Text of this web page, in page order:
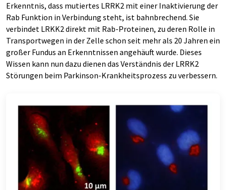
Erkenntnis, dass mutiertes LRRK2 mit einer Inaktivierung der
Rab Funktion in Verbindung steht, ist bahnbrechend. Sie
verbindet LRKK2 direkt mit Rab-Proteinen, zu deren Rolle in
Transportwegen in der Zelle schon seit mehr als 20 Jahren ein
großer Fundus an Erkenntnissen angehäuft wurde. Dieses
Wissen kann nun dazu dienen das Verständnis der LRRK2
Störungen beim Parkinson-Krankheitsprozess zu verbessern.